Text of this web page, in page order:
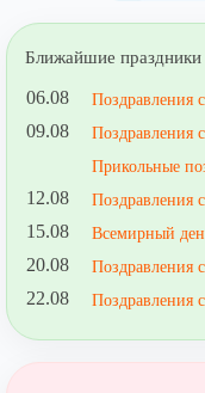
Ближайшие праздники
06.08 Поздравления
09.08
Поздравления
Прикольные
12.08 Поздравления
15.08 Всемирный
20.08 Поздравления
22.08 Поздравления